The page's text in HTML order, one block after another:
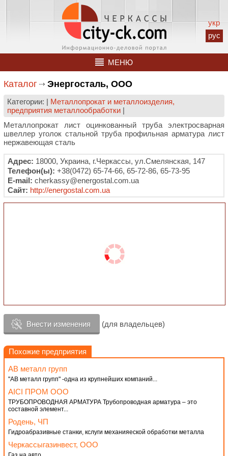
укр
рус
МЕНЮ
Каталог Энергосталь, ООО
Категории: | Металлопрокат и металлоизделия,
предприятия металлообработки |
Металлопрокат лист оцинкованный труба электросварная
швеллер уголок стальной труба профильная арматура лист
нержавеющая сталь
Адрес: 18000, Украина, г.Черкассы, ул.Смелянская, 147
Телефон(ы): +38(0472) 65-74-66, 65-72-86, 65-73-95
E-mail: cherkassy@energostal.com.ua
Сайт: http://energostal.com.ua
Внести изменения (для владельцев)
Похожие предприятия
АВ металл групп
"АВ металл групп" -одна из крупнейших компаний...
АІСІ ПРОМ ООО
ТРУБОПРОВОДНАЯ АРМАТУРА Трубопроводная арматура – ​​это
составной элемент...
Родень, ЧП
Гидроабразивные станки, кслуги механияеской обработки металла
Черкассыгазинвест, ООО